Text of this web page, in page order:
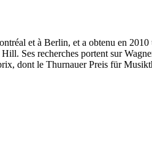
et à Berlin, et a obtenu en
Ses recherches portent sur
dont le Thurnauer Preis für